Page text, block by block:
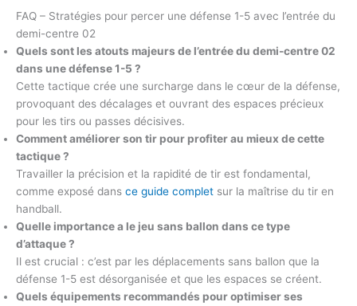
FAQ – Stratégies pour percer une défense 1-5 avec l’entrée du
demi-centre 02
Quels sont les atouts majeurs de l’entrée du demi-centre 02
dans une défense 1-5 ?
Cette tactique crée une surcharge dans le cœur de la défense,
provoquant des décalages et ouvrant des espaces précieux
pour les tirs ou passes décisives.
Comment améliorer son tir pour profiter au mieux de cette
tactique ?
Travailler la précision et la rapidité de tir est fondamental,
comme exposé dans ce guide complet sur la maîtrise du tir en
handball.
Quelle importance a le jeu sans ballon dans ce type
d’attaque ?
Il est crucial : c’est par les déplacements sans ballon que la
défense 1-5 est désorganisée et que les espaces se créent.
Quels équipements recommandés pour optimiser ses